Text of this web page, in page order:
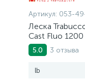
Артикул: 053-
Леска
Cast Fluo
5.0 3 отзыва
lb